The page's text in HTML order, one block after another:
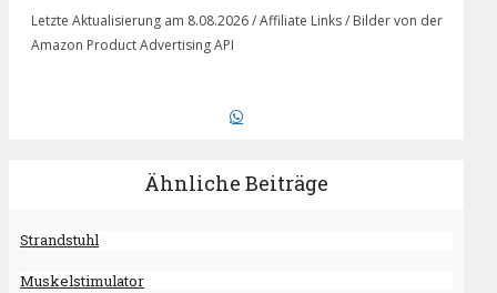
Letzte Aktualisierung am 8.08.2026 / Affiliate Links / Bilder von der
Amazon Product Advertising API
Ähnliche Beiträge
Strandstuhl
Muskelstimulator